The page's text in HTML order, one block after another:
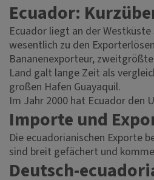
Ecuador:
Ecuador liegt an der
wesentlich zu den
Bananenexporteur,
Land galt lange Zeit als
großen Hafen Guayaquil.
Im Jahr 2000 hat Ecuador den
Importe und
Die ecuadorianischen Exporte
sind breit gefächert und
Deutsch-